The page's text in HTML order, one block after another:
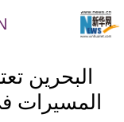
المسيرات